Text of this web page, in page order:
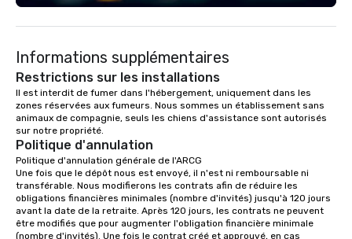
adventure. Our team can help assist
snack options to make your day with
your team enjoyable and successful.
We have a large dining hall that can
serve 450 guests at a time. But, if you
would like a more intimate upscale
option, our full catering team can work
with you to create the meal of your
dreams! If you would like to use a
meeting room we have a number of
different rooms that are available,
from boardrooms to large venues. We
Informations supplémentaires
Restrictions sur les installations
Il est interdit de fumer dans l'hébergement, uniquement dans les
zones réservées aux fumeurs. Nous sommes un établissement sans
animaux de compagnie, seuls les chiens d'assistance sont autorisés
sur notre propriété.
Politique d'annulation
Politique d'annulation générale de l'ARCG
Une fois que le dépôt nous est envoyé, il n'est ni remboursable ni
transférable. Nous modifierons les contrats afin de réduire les
obligations financières minimales (nombre d'invités) jusqu'à 120 jours
avant la date de la retraite. Après 120 jours, les contrats ne peuvent
être modifiés que pour augmenter l'obligation financière minimale
(nombre d'invités). Une fois le contrat créé et approuvé, en cas